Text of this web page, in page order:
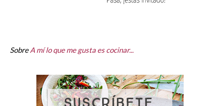
SobreA mí lo que me gusta es cocinar...